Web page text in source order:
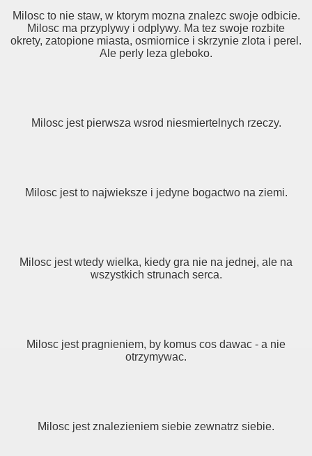
Milosc to nie staw, w ktorym mozna znalezc swoje odbicie.
Milosc ma przyplywy i odplywy. Ma tez swoje rozbite
okrety, zatopione miasta, osmiornice i skrzynie zlota i perel.
Ale perly leza gleboko.
Milosc jest pierwsza wsrod niesmiertelnych rzeczy.
Milosc jest to najwieksze i jedyne bogactwo na ziemi.
Milosc jest wtedy wielka, kiedy gra nie na jednej, ale na
wszystkich strunach serca.
Milosc jest pragnieniem, by komus cos dawac - a nie
otrzymywac.
Milosc jest znalezieniem siebie zewnatrz siebie.